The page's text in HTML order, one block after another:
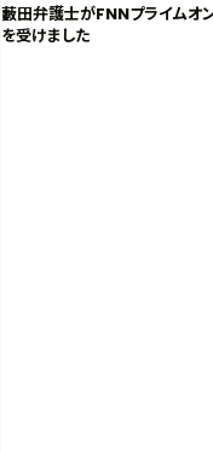
藪田弁護士がFNNプライムオ
を受けました